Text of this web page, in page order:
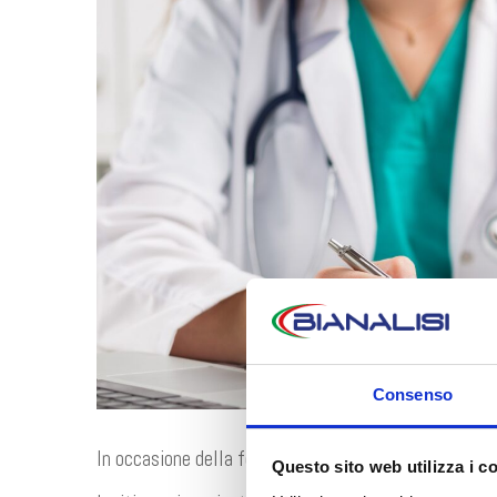
Consenso
Questo sito web utilizza i
In occasione della festività nazionale di Ognissanti,
Durante il